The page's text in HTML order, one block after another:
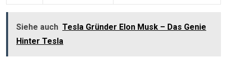
Siehe auch Tesla Gründer Elon Musk – Das Genie
Hinter Tesla